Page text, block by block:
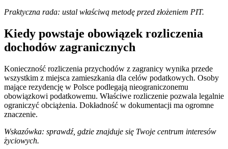
Praktyczna rada: ustal właściwą metodę przed złożeniem PIT.
Kiedy powstaje obowiązek rozliczenia
dochodów zagranicznych
Konieczność rozliczenia przychodów z zagranicy wynika przede
wszystkim z miejsca zamieszkania dla celów podatkowych. Osoby
mające rezydencję w Polsce podlegają nieograniczonemu
obowiązkowi podatkowemu. Właściwe rozliczenie pozwala legalnie
ograniczyć obciążenia. Dokładność w dokumentacji ma ogromne
znaczenie.
Wskazówka: sprawdź, gdzie znajduje się Twoje centrum interesów
życiowych.